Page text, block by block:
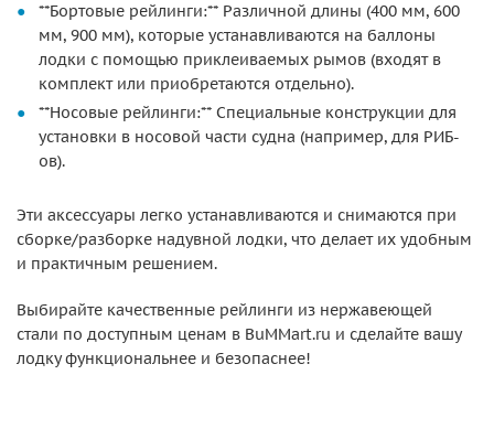
**Бортовые рейлинги:** Различной длины (400 мм, 600
мм, 900 мм), которые устанавливаются на баллоны
лодки с помощью приклеиваемых рымов (входят в
комплект или приобретаются отдельно).
**Носовые рейлинги:** Специальные конструкции для
установки в носовой части судна (например, для РИБ-
ов).
Эти аксессуары легко устанавливаются и снимаются при
сборке/разборке надувной лодки, что делает их удобным
и практичным решением.
Выбирайте качественные рейлинги из нержавеющей
стали по доступным ценам в BuMMart.ru и сделайте вашу
лодку функциональнее и безопаснее!